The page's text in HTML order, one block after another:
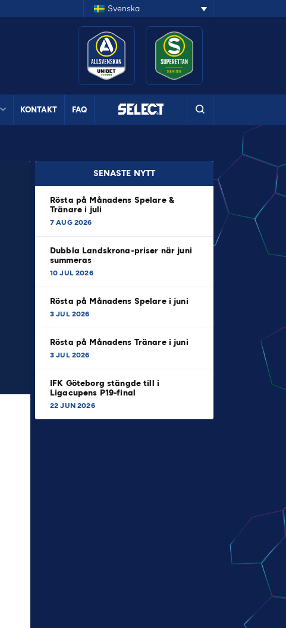
Svenska
KONTAKT FAQ
SENASTE NYTT
Rösta på Månadens Spelare &
Tränare i juli
7 AUG 2026
Dubbla Landskrona-priser när juni
summeras
10 JUL 2026
Rösta på Månadens Spelare i juni
3 JUL 2026
Rösta på Månadens Tränare i juni
3 JUL 2026
IFK Göteborg stängde till i
Ligacupens P19-final
22 JUN 2026